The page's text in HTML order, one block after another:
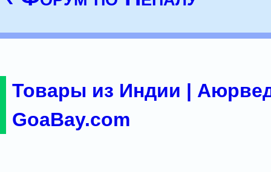
Товары из Индии |
GoaBay.com